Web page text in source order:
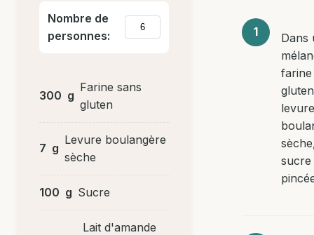
Nombre de
personnes:
300 g
Farine sans
gluten
7 g
Levure boulangère
sèche
100 g Sucre
Lait d'amande
Dans
farine
levure
sucre